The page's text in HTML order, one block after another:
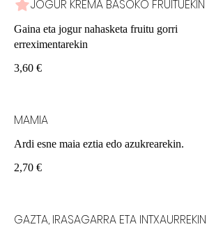
JOGUR KREMA BASOKO FRUITUEKIN
Gaina eta jogur nahasketa fruitu gorri
erreximentarekin
3,60 €
MAMIA
Ardi esne maia eztia edo azukrearekin.
2,70 €
GAZTA, IRASAGARRA ETA INTXAURREKIN